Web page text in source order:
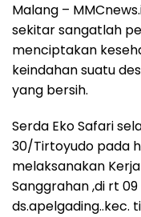
Malang –
sekitar sangatlah
menciptakan
keindahan suatu
yang bersih.
Serda Eko Safari
30/Tirtoyudo pada
melaksanakan
Sanggrahan ,di rt
ds.apelgading..kec.